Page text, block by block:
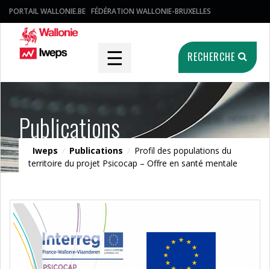
PORTAIL WALLONIE.BE FÉDÉRATION WALLONIE-BRUXELLES
☰ RECHERCHE
Publications
Iweps / Publications / Profil des populations du
territoire du projet Psicocap – Offre en santé mentale